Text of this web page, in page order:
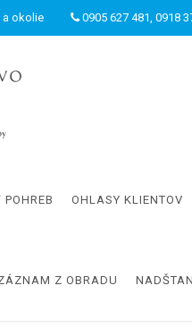
a okolie 0905 627 481, 0918
OHLASY KLIENTOV
Z OBRADU